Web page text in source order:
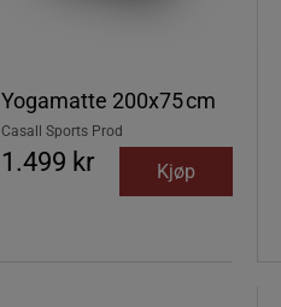
Yogamatte 200x75 cm
Casall Sports Prod
1.499 kr Kjøp